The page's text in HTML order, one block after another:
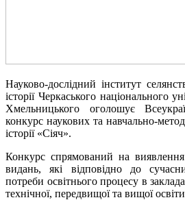
Науково-дослідний інститут
історії Черкаського національного
Хмельницького оголошує
конкурс наукових та навчально-
історії «Сіяч».
Конкурс спрямований на
видань, які відповідно до
потреби освітнього процесу в
технічної, передвищої та вищої освіти